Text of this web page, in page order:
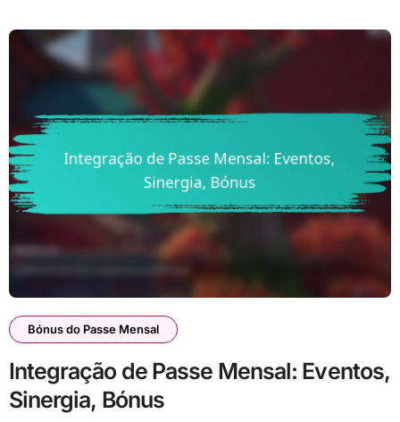
Bónus do Passe Mensal
Integração de Passe Mensal: Eventos,
Sinergia, Bónus